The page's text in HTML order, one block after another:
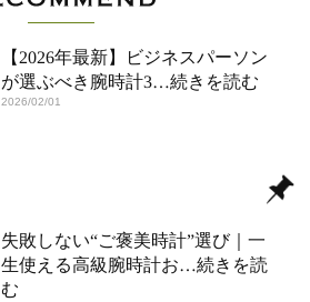
【2026年最新】ビジネスパーソン
が選ぶべき腕時計3…続きを読む
2026/02/01
失敗しない“ご褒美時計”選び｜一
生使える高級腕時計お…続きを読
む